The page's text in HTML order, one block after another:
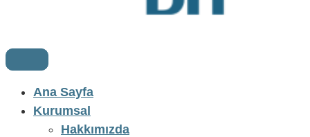
Ana Sayfa
Kurumsal
Hakkımızda